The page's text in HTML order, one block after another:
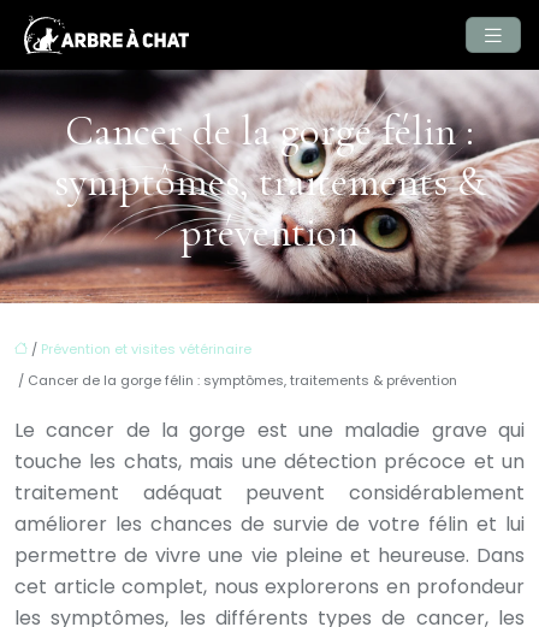
Cancer de la gorge félin :
symptômes, traitements &
prévention
/ Prévention et visites vétérinaire
/ Cancer de la gorge félin : symptômes, traitements & prévention
Le cancer de la gorge est une maladie grave qui
touche les chats, mais une détection précoce et un
traitement adéquat peuvent considérablement
améliorer les chances de survie de votre félin et lui
permettre de vivre une vie pleine et heureuse. Dans
cet article complet, nous explorerons en profondeur
les symptômes, les différents types de cancer, les